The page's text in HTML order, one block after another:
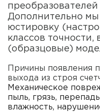
Дополнительно
юстировку
классов
(образцовые)
Причины появления
выхода из строя
Механическое
пыль, грязь,
влажность,